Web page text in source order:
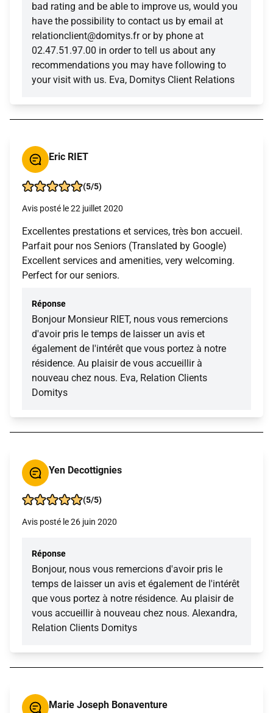
bad rating and be able to improve us, would you
have the possibility to contact us by email at
relationclient@domitys.fr or by phone at
02.47.51.97.00 in order to tell us about any
recommendations you may have following to
your visit with us. Eva, Domitys Client Relations
Eric RIET
(5/5)
Avis posté le 22 juillet 2020
Excellentes prestations et services, très bon accueil.
Parfait pour nos Seniors (Translated by Google)
Excellent services and amenities, very welcoming.
Perfect for our seniors.
Réponse
Bonjour Monsieur RIET, nous vous remercions
d'avoir pris le temps de laisser un avis et
également de l'intérêt que vous portez à notre
résidence. Au plaisir de vous accueillir à
nouveau chez nous. Eva, Relation Clients
Domitys
Yen Decottignies
(5/5)
Avis posté le 26 juin 2020
Réponse
Bonjour, nous vous remercions d'avoir pris le
temps de laisser un avis et également de l'intérêt
que vous portez à notre résidence. Au plaisir de
vous accueillir à nouveau chez nous. Alexandra,
Relation Clients Domitys
Marie Joseph Bonaventure